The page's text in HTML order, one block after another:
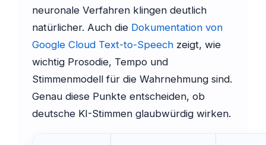
neuronale Verfahren klingen deutlich
natürlicher. Auch die Dokumentation von
Google Cloud Text-to-Speech zeigt, wie
wichtig Prosodie, Tempo und
Stimmenmodell für die Wahrnehmung sind.
Genau diese Punkte entscheiden, ob
deutsche KI-Stimmen glaubwürdig wirken.